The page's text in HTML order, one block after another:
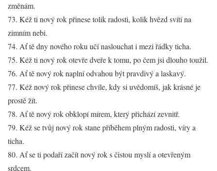
změnám.
73. Kéž ti nový rok přinese tolik radosti, kolik hvězd svítí na
zimním nebi.
74. Ať tě dny nového roku učí naslouchat i mezi řádky ticha.
75. Kéž ti nový rok otevře dveře k tomu, po čem jsi dlouho toužil.
76. Ať tě nový rok naplní odvahou být pravdivý a laskavý.
77. Kéž nový rok přinese chvíle, kdy si uvědomíš, jak krásné je
prostě žít.
78. Ať tě nový rok obklopí mírem, který přichází zevnitř.
79. Kéž se tvůj nový rok stane příběhem plným radosti, víry a
ticha.
80. Ať se ti podaří začít nový rok s čistou myslí a otevřeným
srdcem.